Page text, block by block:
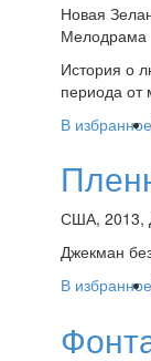
Новая
Мелодрама
История о
периода от
В избранное
США, 2013,
Джекман
В избранное